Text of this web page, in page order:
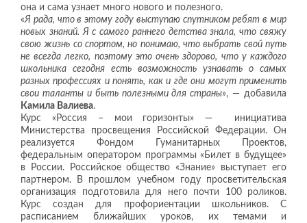
она и сама узнает много нового и полезного.
«Я рада, что в этому году выступаю спутником ребят в мир
новых знаний. Я с самого раннего детства знала, что свяжу
свою жизнь со спортом, но понимаю, что выбрать свой путь
не всегда легко, поэтому это очень здорово, что у каждого
школьника сегодня есть возможность узнавать о самых
разных профессиях и понять, как и где они могут применить
свои таланты и быть полезными для страны», — добавила
Камила Валиева.
Курс «Россия – мои горизонты» — инициатива
Министерства просвещения Российской Федерации. Он
реализуется Фондом Гуманитарных Проектов,
федеральным оператором программы «Билет в будущее»
в России. Российское общество «Знание» выступает его
партнером. В прошлом учебном году просветительская
организация подготовила для него почти 100 роликов.
Курс создан для профориентации школьников. С
расписанием ближайших уроков, их темами и